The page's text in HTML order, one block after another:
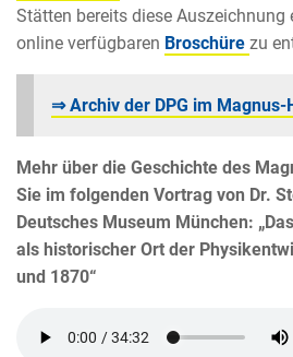
Stätten bereits diese Auszeichnung
online verfügbaren Broschüre zu
⇒ Archiv der DPG im Magnus-
Mehr über die Geschichte des
Sie im folgenden Vortrag von Dr.
Deutsches Museum München:
als historischer Ort der
und 1870“